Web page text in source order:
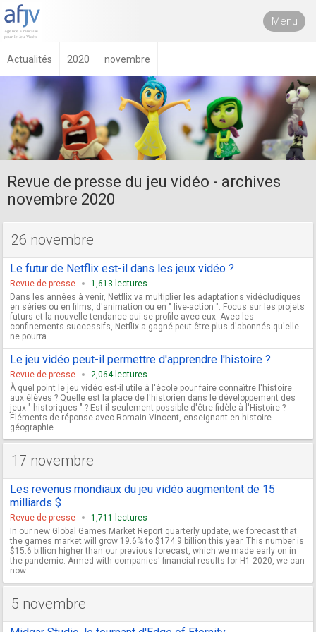
Menu
Actualités 2020 novembre
Revue de presse du jeu vidéo - archives
novembre 2020
26 novembre
Le futur de Netflix est-il dans les jeux vidéo ?
Revue de presse
1,613 lectures
Dans les années à venir, Netflix va multiplier les adaptations vidéoludiques
en séries ou en films, d'animation ou en " live-action ". Focus sur les projets
futurs et la nouvelle tendance qui se profile avec eux. Avec les
confinements successifs, Netflix a gagné peut-être plus d'abonnés qu'elle
ne pourra ...
Le jeu vidéo peut-il permettre d'apprendre l'histoire ?
Revue de presse
2,064 lectures
À quel point le jeu vidéo est-il utile à l'école pour faire connaître l'histoire
aux élèves ? Quelle est la place de l'historien dans le développement des
jeux " historiques " ? Est-il seulement possible d'être fidèle à l'Histoire ?
Éléments de réponse avec Romain Vincent, enseignant en histoire-
géographie...
17 novembre
Les revenus mondiaux du jeu vidéo augmentent de 15
milliards $
Revue de presse
1,711 lectures
In our new Global Games Market Report quarterly update, we forecast that
the games market will grow 19.6% to $174.9 billion this year. This number is
$15.6 billion higher than our previous forecast, which we made early on in
the pandemic. Armed with companies' financial results for H1 2020, we can
now ...
5 novembre